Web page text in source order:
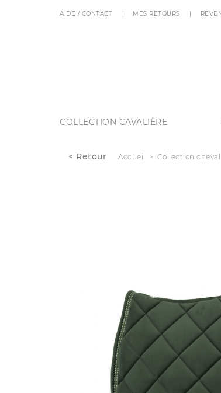
AIDE / CONTACT MES RETOURS
COLLECTION CAVALIÈRE
< Retour Accueil Collection cheval